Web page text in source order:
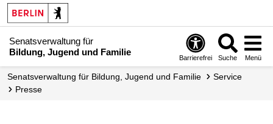
Senatsverwaltung für
Bildung, Jugend und Familie
Barrierefrei Suche Menü
Senats­verwaltung für Bildung, Jugend und Familie
Service
Presse